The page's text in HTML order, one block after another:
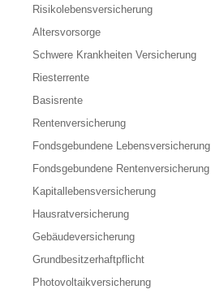
Risikolebensversicherung
Altersvorsorge
Schwere Krankheiten Versicherung
Riesterrente
Basisrente
Rentenversicherung
Fondsgebundene Lebensversicherung
Fondsgebundene Rentenversicherung
Kapitallebensversicherung
Hausratversicherung
Gebäudeversicherung
Grundbesitzerhaftpflicht
Photovoltaikversicherung